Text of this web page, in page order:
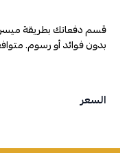
بدون فوائد أو رسوم.
السعر